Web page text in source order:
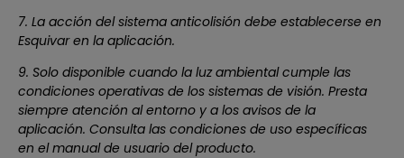
7. La acción del sistema anticolisión debe establecerse en
Esquivar en la aplicación.
9. Solo disponible cuando la luz ambiental cumple las
condiciones operativas de los sistemas de visión. Presta
siempre atención al entorno y a los avisos de la
aplicación. Consulta las condiciones de uso específicas
en el manual de usuario del producto.